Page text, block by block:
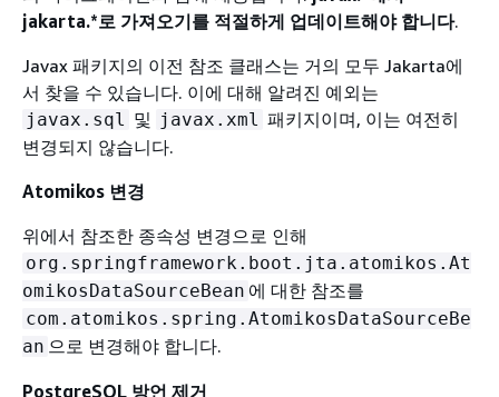
jakarta.*로 가져오기를 적절하게 업데이트해야 합니다.
Javax 패키지의 이전 참조 클래스는 거의 모두 Jakarta에
서 찾을 수 있습니다. 이에 대해 알려진 예외는
javax.sql 및 javax.xml 패키지이며, 이는 여전히
변경되지 않습니다.
Atomikos 변경
위에서 참조한 종속성 변경으로 인해
org.springframework.boot.jta.atomikos.At
omikosDataSourceBean 에 대한 참조를
com.atomikos.spring.AtomikosDataSourceBe
an 으로 변경해야 합니다.
PostgreSQL 방언 제거